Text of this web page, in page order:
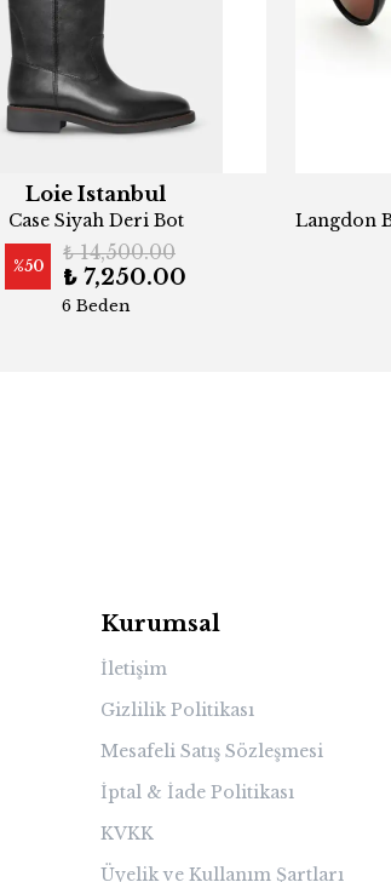
Loie Istanbul
Case Siyah Deri Bot
%50
₺ 14,500.00
₺ 7,250.00
6 Beden
Kurumsal
İletişim
Gizlilik Politikası
Mesafeli Satış Sözleşmesi
İptal & İade Politikası
KVKK
Üyelik ve Kullanım Şartları